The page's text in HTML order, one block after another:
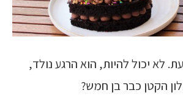
לא יכול להיות, הוא הרגע נולד,
הקטן כבר בן חמש?